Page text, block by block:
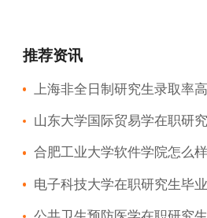
推荐资讯
合肥工业大学软件学院怎么